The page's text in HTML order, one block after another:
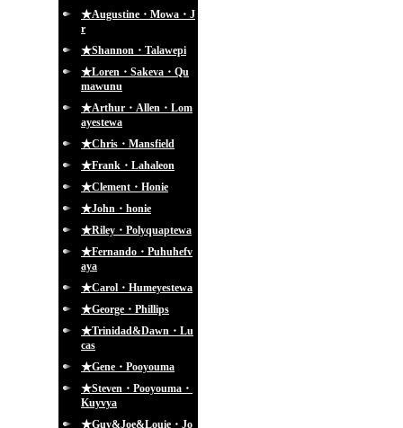
★Augustine・Mowa・J
r
★Shannon・Talawepi
★Loren・Sakeva・Qu
mawunu
★Arthur・Allen・Lom
ayestewa
★Chris・Mansfield
★Frank・Lahaleon
★Clement・Honie
★John・honie
★Riley・Polyquaptewa
★Fernando・Puhuhefv
aya
★Carol・Humeyestewa
★George・Phillips
★Trinidad&Dawn・Lu
cas
★Gene・Pooyouma
★Steven・Pooyouma・
Kuyvya
★Guy&Joe&Louie・Jo